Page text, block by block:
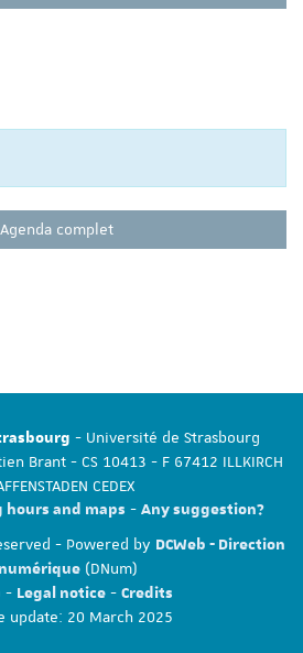
Agenda complet
- Université de Strasbourg
Brant - CS 10413 - F 67412 ILLKIRCH
CEDEX
hours and maps - Any suggestion?
- Powered by DCWeb - Direction
(DNum)
- Legal notice- Credits
update: 20 March 2025